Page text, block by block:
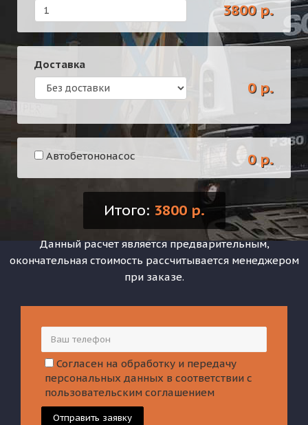
3800 р.
Доставка
0 р.
Автобетононасос 0 р.
Итого: 3800 р.
Данный расчет является предварительным,
окончательная стоимость рассчитывается менеджером
при заказе.
Согласен на обработку и передачу
персональных данных в соответствии с
пользовательским соглашением
Отправить заявку